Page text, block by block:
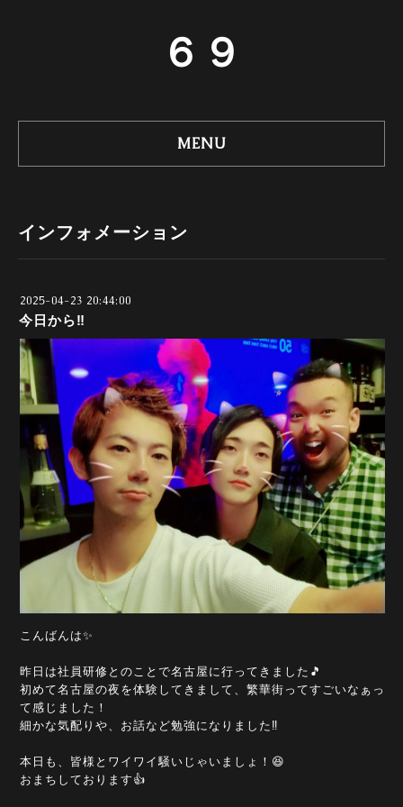
６９
MENU
インフォメーション
2025-04-23 20:44:00
今日から‼️
こんばんは✨
昨日は社員研修とのことで名古屋に行ってきました🎵
初めて名古屋の夜を体験してきまして、繁華街ってすごいなぁっ
て感じました！
細かな気配りや、お話など勉強になりました‼️
本日も、皆様とワイワイ騒いじゃいましょ！😆
おまちしております👍️